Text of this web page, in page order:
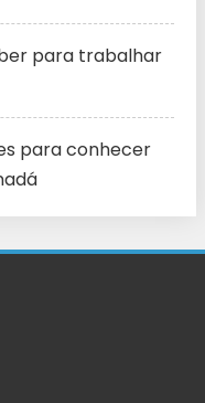
para trabalhar
para conhecer